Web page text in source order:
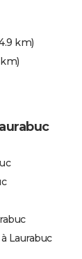
km)
Laurabuc